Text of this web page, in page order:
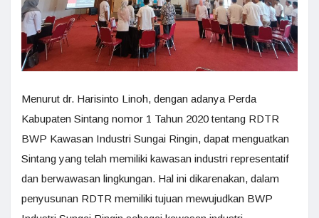
Menurut dr. Harisinto Linoh, dengan adanya Perda
Kabupaten Sintang nomor 1 Tahun 2020 tentang RDTR
BWP Kawasan Industri Sungai Ringin, dapat menguatkan
Sintang yang telah memiliki kawasan industri representatif
dan berwawasan lingkungan. Hal ini dikarenakan, dalam
penyusunan RDTR memiliki tujuan mewujudkan BWP